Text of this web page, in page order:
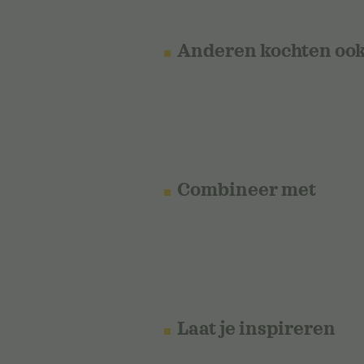
Anderen kochten
Combineer met
Laat je inspireren